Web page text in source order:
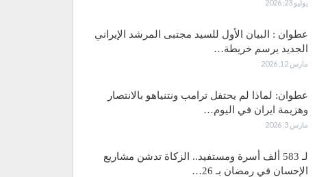
يوليو 23, 2026
عطوان : البيان الأول للسيد مجتبى المرشد الإيراني
الجديد يرسم خريطة…
مارس 12, 2026
عطوان: لماذا لم يحتفل ترامب ونتنياهو بالانتصار
وهزيمة ايران في اليوم…
مارس 3, 2026
لـ 583 ألف أسرة ومستفيد.. الزكاة تدشن مشاريع
الإحسان في رمضان بـ 26…